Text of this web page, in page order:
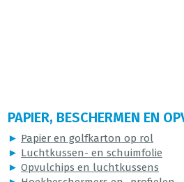
PAPIER, BESCHERMEN EN
► Papier en golfkarton op rol
► Luchtkussen- en schuimfolie
► Opvulchips en luchtkussens